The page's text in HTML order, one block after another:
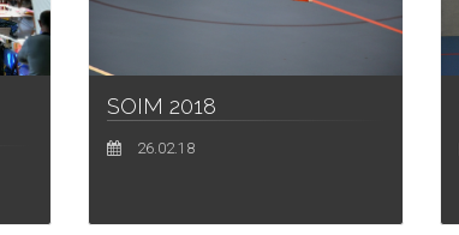
SOIM 2018
26.02.18